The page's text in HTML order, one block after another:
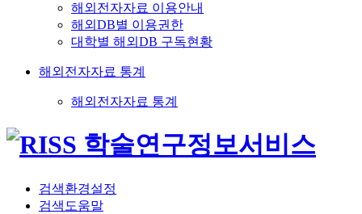
해외전자자료 이용안내
해외DB별 이용권한
대학별 해외DB 구독현황
해외전자자료 통계
해외전자자료 통계
검색환경설정
검색도움말